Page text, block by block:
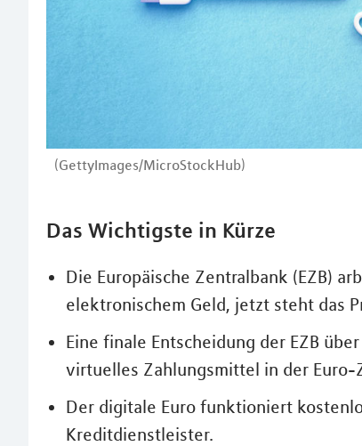
(GettyImages/MicroStockHub)
Das Wichtigste in Kürze
Die Europäische Zentralbank (EZB)
elektronischem Geld, jetzt steht das
Eine finale Entscheidung der EZB
virtuelles Zahlungsmittel in der
Der digitale Euro funktioniert
Kreditdienstleister.